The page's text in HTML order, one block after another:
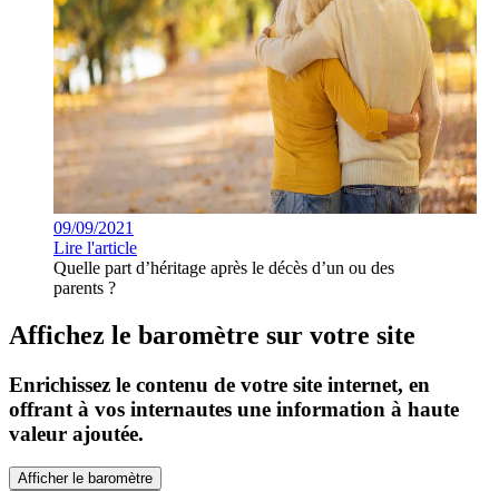
09/09/2021
Lire l'article
Quelle part d’héritage après le décès d’un ou des
parents ?
Affichez le baromètre sur votre site
Enrichissez le contenu de votre site internet, en
offrant à vos internautes une information à haute
valeur ajoutée.
Afficher le baromètre